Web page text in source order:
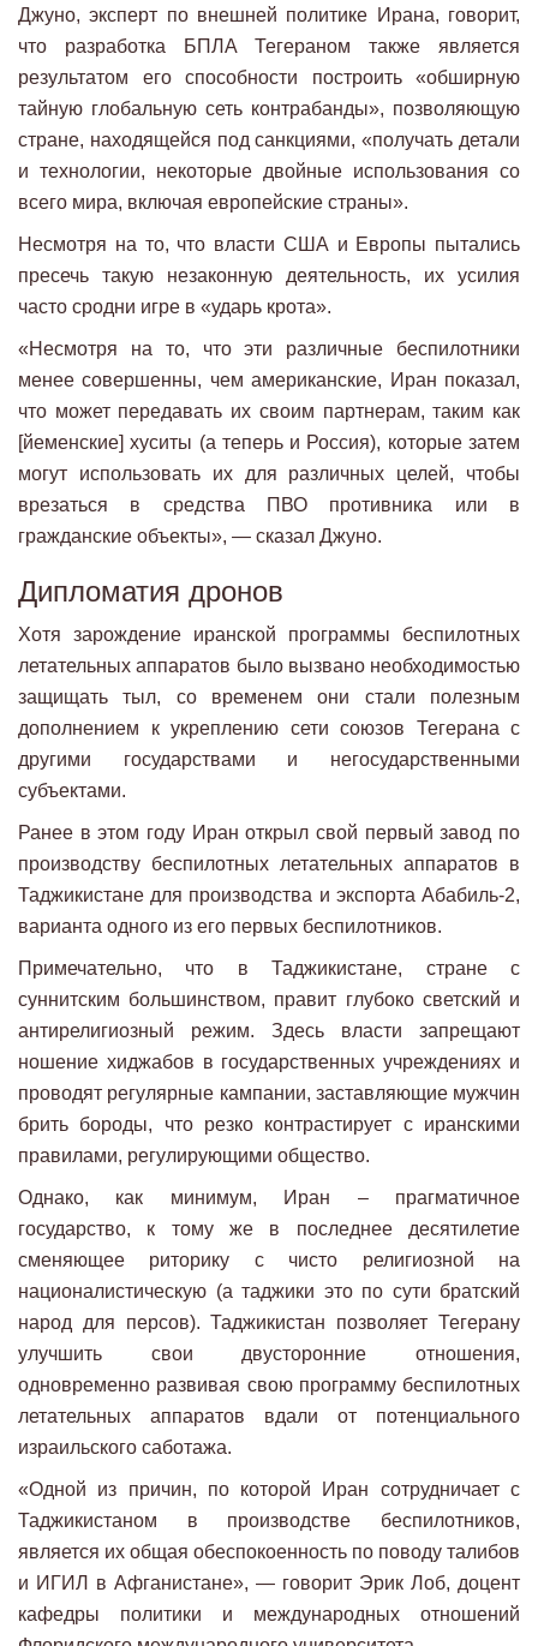
Джуно, эксперт по внешней политике Ирана, говорит,
что разработка БПЛА Тегераном также является
результатом его способности построить «обширную
тайную глобальную сеть контрабанды», позволяющую
стране, находящейся под санкциями, «получать детали
и технологии, некоторые двойные использования со
всего мира, включая европейские страны».
Несмотря на то, что власти США и Европы пытались
пресечь такую ​​незаконную деятельность, их усилия
часто сродни игре в «ударь крота».
«Несмотря на то, что эти различные беспилотники
менее совершенны, чем американские, Иран показал,
что может передавать их своим партнерам, таким как
[йеменские] хуситы (а теперь и Россия), которые затем
могут использовать их для различных целей, чтобы
врезаться в средства ПВО противника или в
гражданские объекты», — сказал Джуно.
Дипломатия дронов
Хотя зарождение иранской программы беспилотных
летательных аппаратов было вызвано необходимостью
защищать тыл, со временем они стали полезным
дополнением к укреплению сети союзов Тегерана с
другими государствами и негосударственными
субъектами.
Ранее в этом году Иран открыл свой первый завод по
производству беспилотных летательных аппаратов в
Таджикистане для производства и экспорта Абабиль-2,
варианта одного из его первых беспилотников.
Примечательно, что в Таджикистане, стране с
суннитским большинством, правит глубоко светский и
антирелигиозный режим. Здесь власти запрещают
ношение хиджабов в государственных учреждениях и
проводят регулярные кампании, заставляющие мужчин
брить бороды, что резко контрастирует с иранскими
правилами, регулирующими общество.
Однако, как минимум, Иран – прагматичное
государство, к тому же в последнее десятилетие
сменяющее риторику с чисто религиозной на
националистическую (а таджики это по сути братский
народ для персов). Таджикистан позволяет Тегерану
улучшить свои двусторонние отношения,
одновременно развивая свою программу беспилотных
летательных аппаратов вдали от потенциального
израильского саботажа.
«Одной из причин, по которой Иран сотрудничает с
Таджикистаном в производстве беспилотников,
является их общая обеспокоенность по поводу талибов
и ИГИЛ в Афганистане», — говорит Эрик Лоб, доцент
кафедры политики и международных отношений